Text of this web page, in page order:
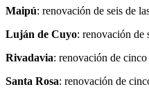
Maipú: renovación de seis de
Luján de Cuyo: renovación de
Rivadavia: renovación de
Santa Rosa: renovación de